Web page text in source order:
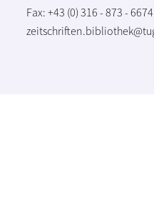
Fax: +43 (0) 316 - 873 - 6674